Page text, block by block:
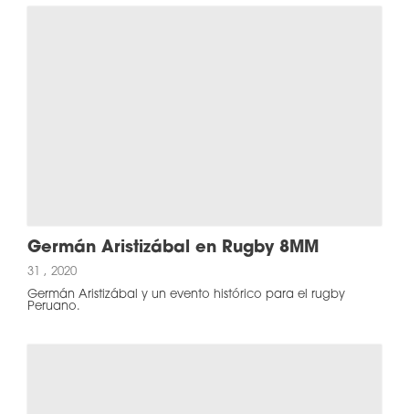
Germán Aristizábal en Rugby 8MM
31 , 2020
Germán Aristizábal y un evento histórico para el rugby
Peruano.